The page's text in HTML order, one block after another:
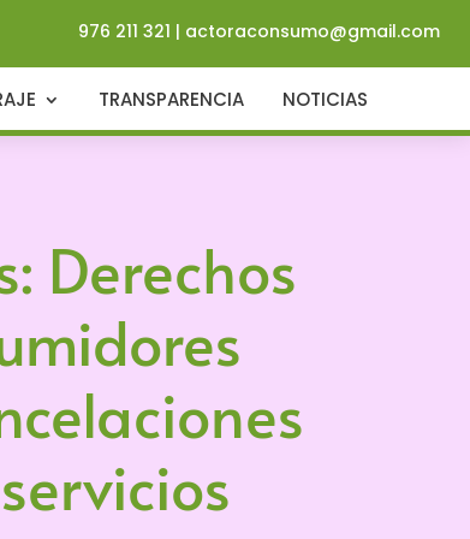
976 211 321 | actoraconsumo@gmail.com
TRANSPARENCIA NOTICIAS
Derechos